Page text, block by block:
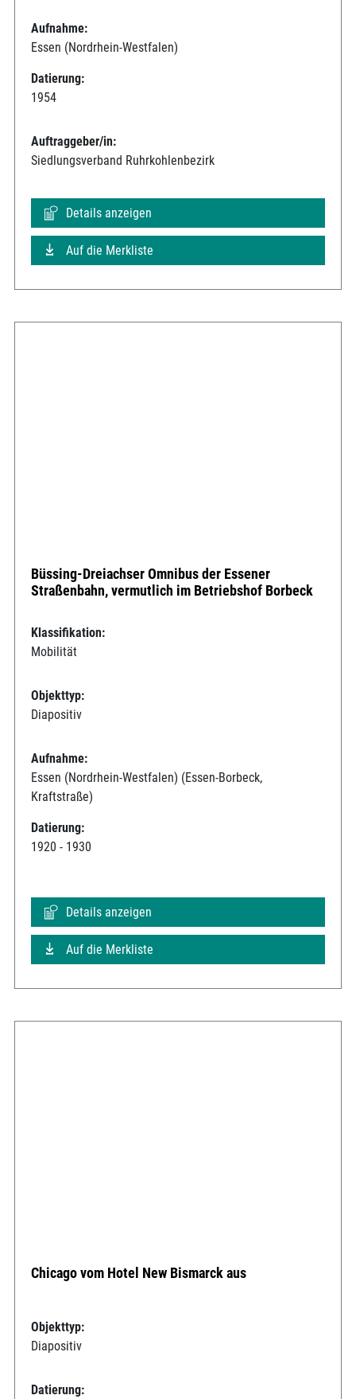
Aufnahme:
Essen (Nordrhein-Westfalen)
Datierung:
1954
Auftraggeber/in:
Siedlungsverband Ruhrkohlenbezirk
Details anzeigen
Auf die Merkliste
Büssing-Dreiachser Omnibus der Essener
Straßenbahn, vermutlich im Betriebshof Borbeck
Klassifikation:
Mobilität
Objekttyp:
Diapositiv
Aufnahme:
Essen (Nordrhein-Westfalen) (Essen-Borbeck,
Kraftstraße)
Datierung:
1920 - 1930
Details anzeigen
Auf die Merkliste
Chicago vom Hotel New Bismarck aus
Objekttyp:
Diapositiv
Datierung: